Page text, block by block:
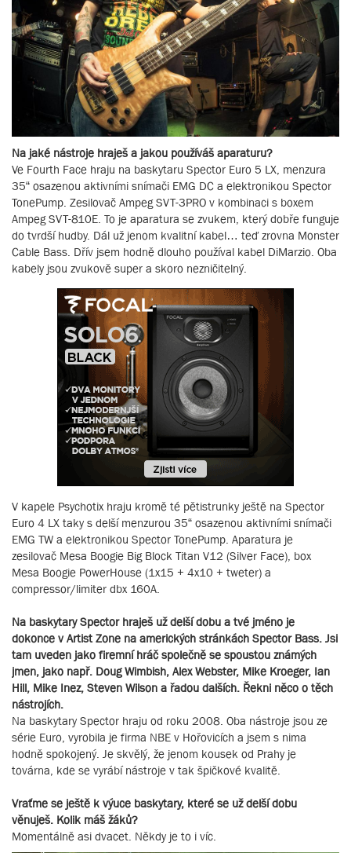
Na jaké nástroje hraješ a jakou používáš aparaturu?
Ve Fourth Face hraju na baskytaru Spector Euro 5 LX, menzura
35“ osazenou aktivními snímači EMG DC a elektronikou Spector
TonePump. Zesilovač Ampeg SVT-3PRO v kombinaci s boxem
Ampeg SVT-810E. To je aparatura se zvukem, který dobře funguje
do tvrdší hudby. Dál už jenom kvalitní kabel… teď zrovna Monster
Cable Bass. Dřív jsem hodně dlouho používal kabel DiMarzio. Oba
kabely jsou zvukově super a skoro nezničitelný.
V kapele Psychotix hraju kromě té pětistrunky ještě na Spector
Euro 4 LX taky s delší menzurou 35“ osazenou aktivními snímači
EMG TW a elektronikou Spector TonePump. Aparatura je
zesilovač Mesa Boogie Big Block Titan V12 (Silver Face), box
Mesa Boogie PowerHouse (1x15 + 4x10 + tweter) a
compressor/limiter dbx 160A.
Na baskytary Spector hraješ už delší dobu a tvé jméno je
dokonce v Artist Zone na amerických stránkách Spector Bass. Jsi
tam uveden jako firemní hráč společně se spoustou známých
jmen, jako např. Doug Wimbish, Alex Webster, Mike Kroeger, Ian
Hill, Mike Inez, Steven Wilson a řadou dalších. Řekni něco o těch
nástrojích.
Na baskytary Spector hraju od roku 2008. Oba nástroje jsou ze
série Euro, vyrobila je firma NBE v Hořovicích a jsem s nima
hodně spokojený. Je skvělý, že jenom kousek od Prahy je
továrna, kde se vyrábí nástroje v tak špičkové kvalitě.
Vraťme se ještě k výuce baskytary, které se už delší dobu
věnuješ. Kolik máš žáků?
Momentálně asi dvacet. Někdy je to i víc.